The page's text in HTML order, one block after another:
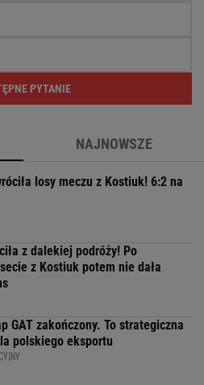
PYTANIE
NAJNOWSZE
losy meczu z Kostiuk! 6:2 na
z dalekiej podróży! Po
z Kostiuk potem nie dała
GAT zakończony. To strategiczna
polskiego eksportu